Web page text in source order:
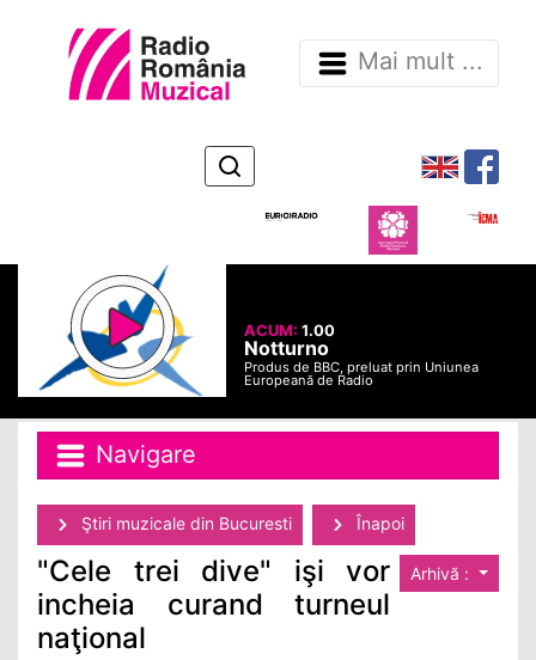
Mai mult ...
ACUM:1.00
Notturno
Produs de BBC, preluat prin Uniunea
Europeană de Radio
Navigare
Ştiri muzicale din Bucuresti Înapoi
Arhivă :
"Cele trei dive" işi vor
incheia curand turneul
naţional